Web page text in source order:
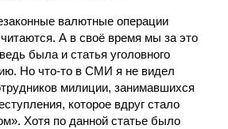
валютные операции
А в своё время мы за это
была и статья уголовного
Но что-то в СМИ я не видел
милиции, занимавшихся
которое вдруг стало
Хотя по данной статье было